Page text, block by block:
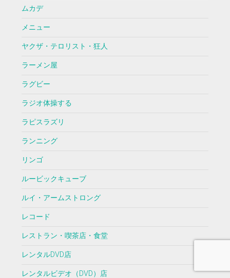
ムカデ
メニュー
ヤクザ・テロリスト・狂人
ラーメン屋
ラグビー
ラジオ体操する
ラピスラズリ
ランニング
リンゴ
ルービックキューブ
ルイ・アームストロング
レコード
レストラン・喫茶店・食堂
レンタルDVD店
レンタルビデオ（DVD）店